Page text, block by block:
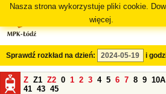
Nasza strona wykorzystuje pliki cookie.
więcej.
Sprawdź rozkład na dzień: i
Z Z1 Z2 0 1 2 3 4 5 6 7 8 9 10A
41 43 45